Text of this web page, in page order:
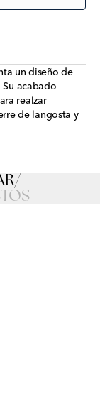
un diseño de
acabado
realzar
de langosta y
/